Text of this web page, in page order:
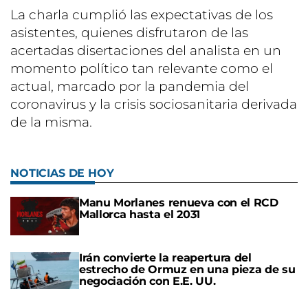
La charla cumplió las expectativas de los
asistentes, quienes disfrutaron de las
acertadas disertaciones del analista en un
momento político tan relevante como el
actual, marcado por la pandemia del
coronavirus y la crisis sociosanitaria derivada
de la misma.
NOTICIAS DE HOY
Manu Morlanes renueva con el RCD
Mallorca hasta el 2031
Irán convierte la reapertura del
estrecho de Ormuz en una pieza de su
negociación con E.E. UU.